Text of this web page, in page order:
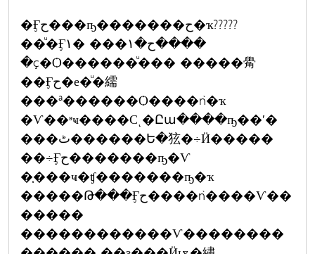
�Ӻح���ҧ�������ح�ҡ?????
��ͧ�Ӻح�١��� �١����
�ç�Ѻ������ͧ��� �����觷
��Ӻح�е�ͧ�繻
���ª������Ѻ����ǹ�ҡ
�Ѵ��ʶҹ����Сͺ�Ըա����ҧ��ʹ�
���ٹ������Ե�㹡�÷Ӥ�����
��÷Ӻح�������ҧ�Ѵ
�֧���ҹ�ʧ�������ҧ�ҡ
�����Թ���Ӻح����ǹ����Ѵ��
�����
������������Ѵ��������